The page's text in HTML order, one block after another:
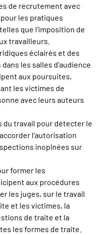
de recrutement avec
les pratiques
que l’imposition de
travailleurs.
éclairés et des
les salles d’audience
aux poursuites,
les victimes de
avec leurs auteurs
du travail pour détecter le
l’autorisation
inopinées sur
former les
aux procédures
les juges, sur le travail
et les victimes, la
de traite et la
les formes de traite.